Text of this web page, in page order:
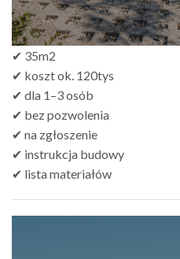
✔ 35m2
✔ koszt ok. 120tys
✔ dla 1–3 osób
✔ bez pozwolenia
✔ na zgłoszenie
✔ instrukcja budowy
✔ lista materiałów